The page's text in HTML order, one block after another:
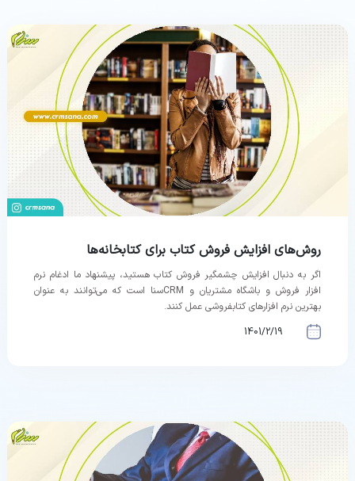
روش‌های افزایش فروش کتاب برای کتابخانه‌ها
اگر به دنبال افزایش چشمگیر فروش کتاب هستید، پیشنهاد ما ادغام نرم
افزار فروش و باشگاه مشتریان و CRMسنا است که می‌توانند به عنوان
بهترین نرم افزارهای کتابفروشی عمل کنند.
1401/2/19